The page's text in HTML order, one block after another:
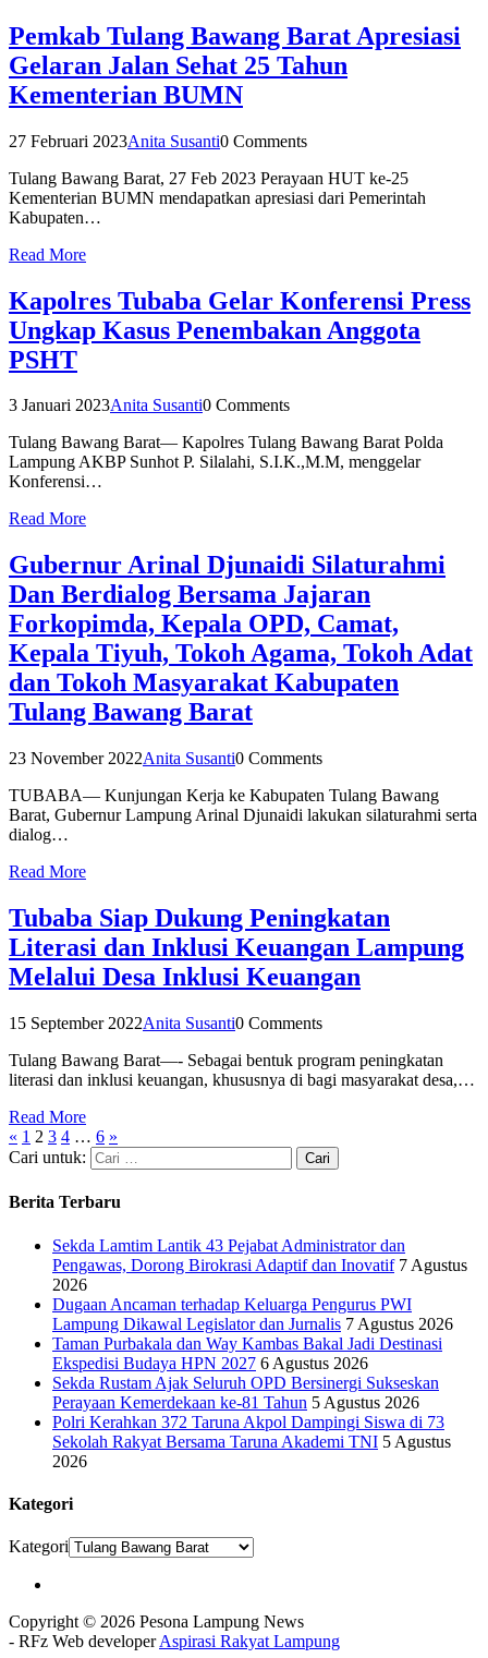
Pemkab Tulang Bawang Barat Apresiasi
Gelaran Jalan Sehat 25 Tahun
Kementerian BUMN
27 Februari 2023Anita Susanti0 Comments
Tulang Bawang Barat, 27 Feb 2023 Perayaan HUT ke-25
Kementerian BUMN mendapatkan apresiasi dari Pemerintah
Kabupaten…
Read More
Kapolres Tubaba Gelar Konferensi Press
Ungkap Kasus Penembakan Anggota
PSHT
3 Januari 2023Anita Susanti0 Comments
Tulang Bawang Barat— Kapolres Tulang Bawang Barat Polda
Lampung AKBP Sunhot P. Silalahi, S.I.K.,M.M, menggelar
Konferensi…
Read More
Gubernur Arinal Djunaidi Silaturahmi
Dan Berdialog Bersama Jajaran
Forkopimda, Kepala OPD, Camat,
Kepala Tiyuh, Tokoh Agama, Tokoh Adat
dan Tokoh Masyarakat Kabupaten
Tulang Bawang Barat
23 November 2022Anita Susanti0 Comments
TUBABA— Kunjungan Kerja ke Kabupaten Tulang Bawang
Barat, Gubernur Lampung Arinal Djunaidi lakukan silaturahmi serta
dialog…
Read More
Tubaba Siap Dukung Peningkatan
Literasi dan Inklusi Keuangan Lampung
Melalui Desa Inklusi Keuangan
15 September 2022Anita Susanti0 Comments
Tulang Bawang Barat—- Sebagai bentuk program peningkatan
literasi dan inklusi keuangan, khususnya di bagi masyarakat desa,…
Read More
« 1 2 3 4 … 6 »
Cari untuk:
Berita Terbaru
Sekda Lamtim Lantik 43 Pejabat Administrator dan
Pengawas, Dorong Birokrasi Adaptif dan Inovatif 7 Agustus
2026
Dugaan Ancaman terhadap Keluarga Pengurus PWI
Lampung Dikawal Legislator dan Jurnalis 7 Agustus 2026
Taman Purbakala dan Way Kambas Bakal Jadi Destinasi
Ekspedisi Budaya HPN 2027 6 Agustus 2026
Sekda Rustam Ajak Seluruh OPD Bersinergi Sukseskan
Perayaan Kemerdekaan ke-81 Tahun 5 Agustus 2026
Polri Kerahkan 372 Taruna Akpol Dampingi Siswa di 73
Sekolah Rakyat Bersama Taruna Akademi TNI 5 Agustus
2026
Kategori
Kategori
Copyright © 2026 Pesona Lampung News
- RFz Web developerAspirasi Rakyat Lampung